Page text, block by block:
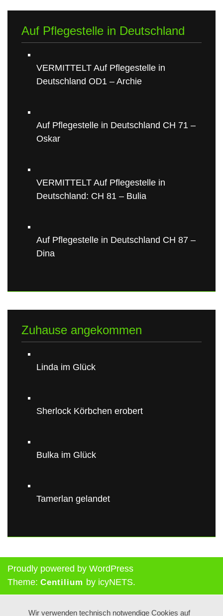
Auf Pflegestelle in Deutschland
VERMITTELT Auf Pflegestelle in
Deutschland OD1 – Archie
Auf Pflegestelle in Deutschland CH 71 –
Oskar
VERMITTELT Auf Pflegestelle in
Deutschland: CH 81 – Bulia
Auf Pflegestelle in Deutschland CH 87 –
Dina
Zuhause angekommen
Linda im Glück
Sherlock Körbchen erobert
Bulka im Glück
Tamerlan gelandet
Proudly powered by WordPress
Theme: Centilium by icyNETS.
Wir verwenden technisch notwendige Cookies auf